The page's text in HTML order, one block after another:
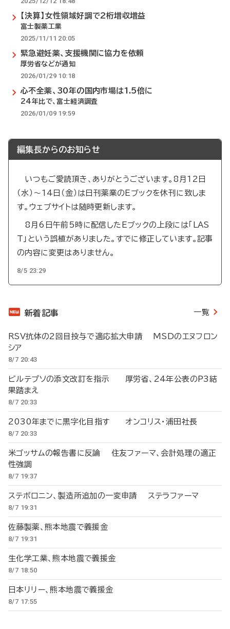
【決算】女性領域好調で2桁増収増益
富士製薬工業
2025/11/11 20:05
緊急避妊薬、支援機関に協力を依頼
厚労省などが通知
2026/01/29 10:18
心不全薬、30年の国内市場は1.5倍に
24年比で、富士経済調査
2026/01/09 19:59
編集長からのお知らせ
いつもご愛読頂き、ありがとうございます。8月12日
（水）～14日（金）は日刊薬業のEブックを休刊に致しま
す。ウェブサイトは随時更新します。
8月6日午前5時に配信したEブックの上段には「LAS
T」という誤植がありました。すでに修正しています。記事
の内容に変更はありません。
8/5 23:29
新着記事 一覧
RSV抗体の2回目投与で適応拡大申請 MSDのエヌフロン
シア
8/7 20:43
ビルテプソの添文改訂を指示 厚労省、24年公表のP3結
果踏まえ
8/7 20:33
2030年までに黒字化目指す オンコリス・浦田社長
8/7 20:33
米ゴッサムの報告書に反論 住友ファーマ、会計処理の適正
性強調
8/7 19:37
ステボロニン、製造所追加の一変申請 ステラファーマ
8/7 19:31
佐藤製薬、熊本地震で義援金
8/7 19:31
生化学工業、熊本地震で義援金
8/7 18:50
日本リリー、熊本地震で義援金
8/7 17:55